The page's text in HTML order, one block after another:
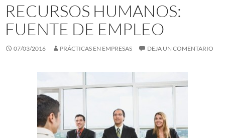
RECURSOS HUMANOS:
FUENTE DE EMPLEO
07/03/2016 PRÁCTICAS EN EMPRESAS DEJA UN COMENTARIO